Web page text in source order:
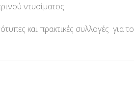
ντυσίματος.
και πρακτικές συλλογές για